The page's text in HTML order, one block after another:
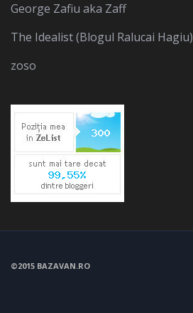
George Zafiu aka Zaff
The Idealist (Blogul Ralucai Hagiu)
zoso
©2015 BAZAVAN.RO